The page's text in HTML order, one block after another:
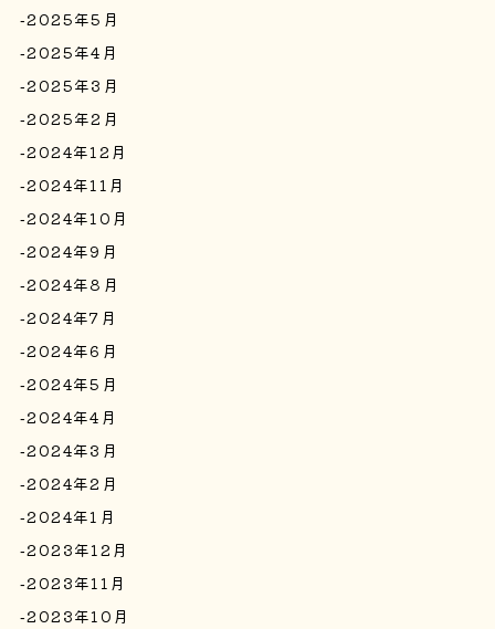
2025年5月
2025年4月
2025年3月
2025年2月
2024年12月
2024年11月
2024年10月
2024年9月
2024年8月
2024年7月
2024年6月
2024年5月
2024年4月
2024年3月
2024年2月
2024年1月
2023年12月
2023年11月
2023年10月